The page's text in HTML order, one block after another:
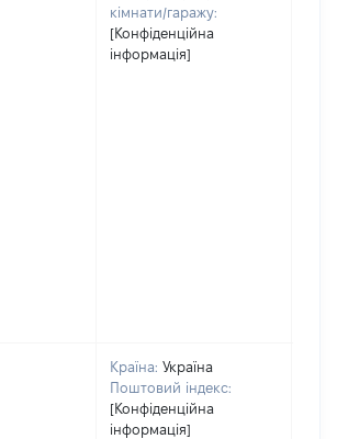
кімнати/гаражу:
[Конфіденційна
інформація]
Країна: Україна
Поштовий індекс:
[Конфіденційна
інформація]